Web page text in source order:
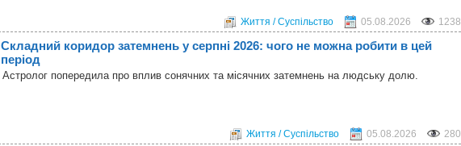
Життя / Суспільство 05.08.2026 1238
Складний коридор затемнень у серпні 2026: чого не можна робити в цей
період
Астролог попередила про вплив сонячних та місячних затемнень на людську долю.
Життя / Суспільство 05.08.2026 280